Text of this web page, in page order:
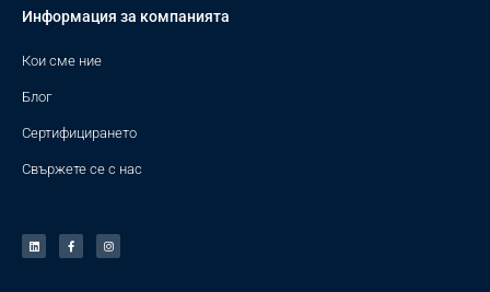
Информация за компанията
Кои сме ние
Блог
Сертифицирането
Свържете се с нас